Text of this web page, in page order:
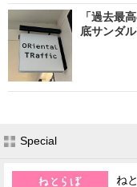
「過去最
底サンダ
Special
ね